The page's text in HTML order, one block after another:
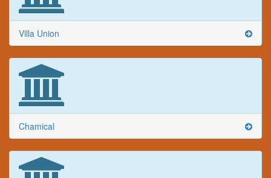
Villa Union
Chamical